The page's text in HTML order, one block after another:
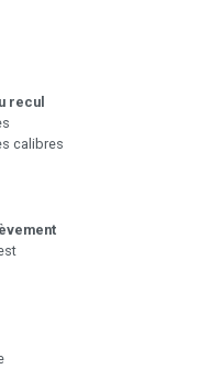
recul
calibres